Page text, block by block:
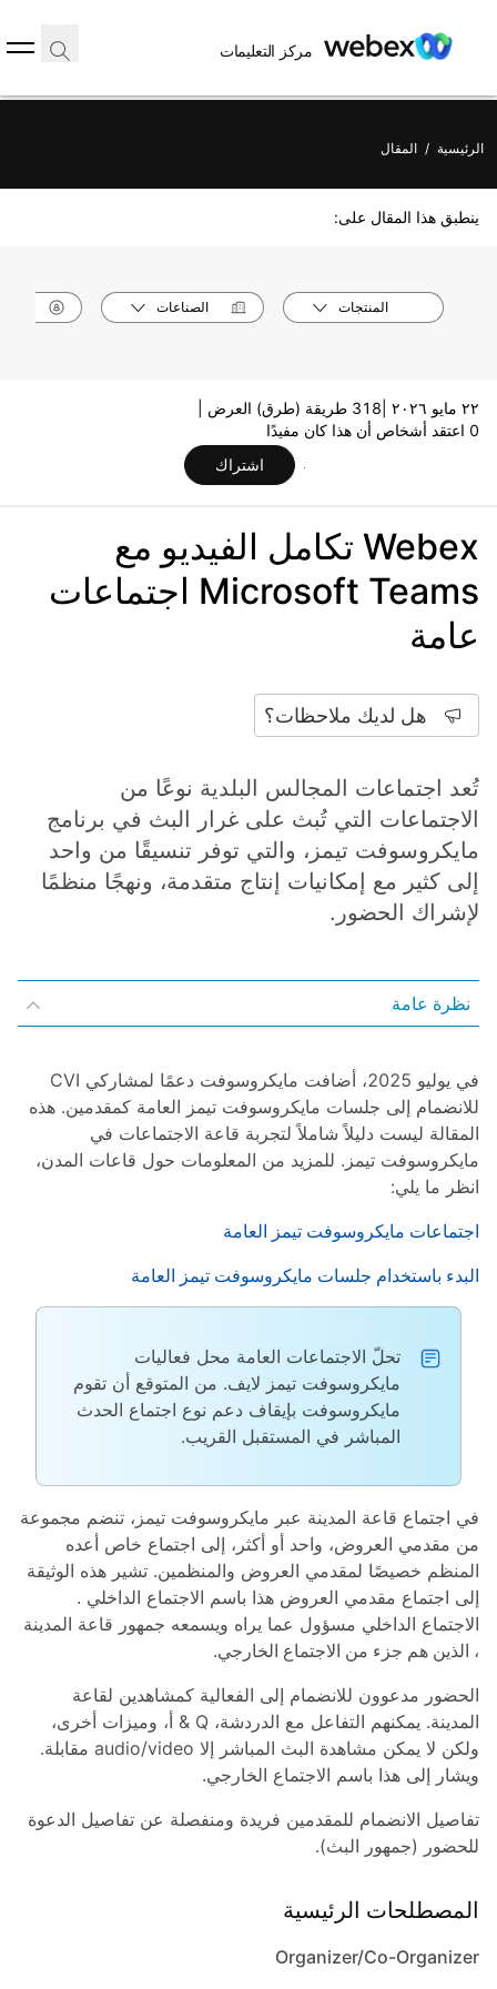
مركز التعليمات
الرئيسية / المقال
ينطبق هذا المقال على:
المنتجات الصناعات
٢٢ مايو ٢٠٢٦ |
318 طريقة (طرق) العرض |
0 اعتقد أشخاص أن هذا كان مفيدًا
اشتراك
Webex تكامل الفيديو مع
Microsoft Teams اجتماعات
عامة
هل لديك ملاحظات؟
تُعد اجتماعات المجالس البلدية نوعًا من
الاجتماعات التي تُبث على غرار البث في برنامج
مايكروسوفت تيمز، والتي توفر تنسيقًا من واحد
إلى كثير مع إمكانيات إنتاج متقدمة، ونهجًا منظمًا
لإشراك الحضور.
نظرة عامة
في يوليو 2025، أضافت مايكروسوفت دعمًا لمشاركي CVI
للانضمام إلى جلسات مايكروسوفت تيمز العامة كمقدمين. هذه
المقالة ليست دليلاً شاملاً لتجربة قاعة الاجتماعات في
مايكروسوفت تيمز. للمزيد من المعلومات حول قاعات المدن،
انظر ما يلي:
اجتماعات مايكروسوفت تيمز العامة
البدء باستخدام جلسات مايكروسوفت تيمز العامة
تحلّ الاجتماعات العامة محل فعاليات
مايكروسوفت تيمز لايف. من المتوقع أن تقوم
مايكروسوفت بإيقاف دعم نوع اجتماع الحدث
المباشر في المستقبل القريب.
في اجتماع قاعة المدينة عبر مايكروسوفت تيمز، تنضم مجموعة
من مقدمي العروض، واحد أو أكثر، إلى اجتماع خاص أعده
المنظم خصيصًا لمقدمي العروض والمنظمين. تشير هذه الوثيقة
إلى اجتماع مقدمي العروض هذا باسم الاجتماع الداخلي .
الاجتماع الداخلي مسؤول عما يراه ويسمعه جمهور قاعة المدينة
، الذين هم جزء من الاجتماع الخارجي.
الحضور مدعوون للانضمام إلى الفعالية كمشاهدين لقاعة
المدينة. يمكنهم التفاعل مع الدردشة، Q & أ، وميزات أخرى،
ولكن لا يمكن مشاهدة البث المباشر إلا audio/video مقابلة.
ويشار إلى هذا باسم الاجتماع الخارجي.
تفاصيل الانضمام للمقدمين فريدة ومنفصلة عن تفاصيل الدعوة
للحضور (جمهور البث).
المصطلحات الرئيسية
Organizer/Co-Organizer